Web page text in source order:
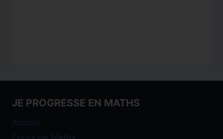
JE PROGRESSE EN MATHS
Accueil